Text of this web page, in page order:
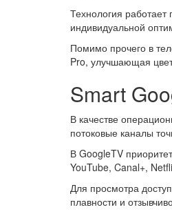
Технология
индивидуальной
Помимо прочего в
Pro, улучшающая
Smart
В качестве
потоковые каналы
В GoogleTV
YouTube, Canal+,
Для просмотра
плавности и